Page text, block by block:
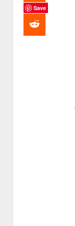
Save